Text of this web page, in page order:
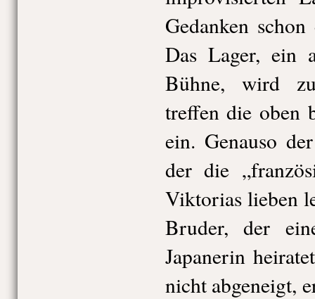
Gedanken
Das Lager, ein
Bühne, wird
treffen die oben
ein. Genauso
der die
Viktorias lieben
Bruder, der
Japanerin
nicht abgeneigt,